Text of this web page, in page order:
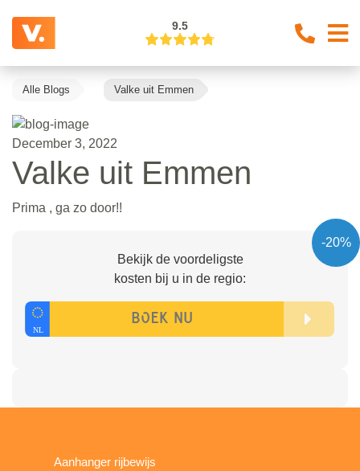
9.5
Alle Blogs Valke uit Emmen
December 3, 2022
Valke uit Emmen
Prima , ga zo door!!
-20%
Bekijk de voordeligste
kosten bij u in de regio:
Aanhanger rijbewijs